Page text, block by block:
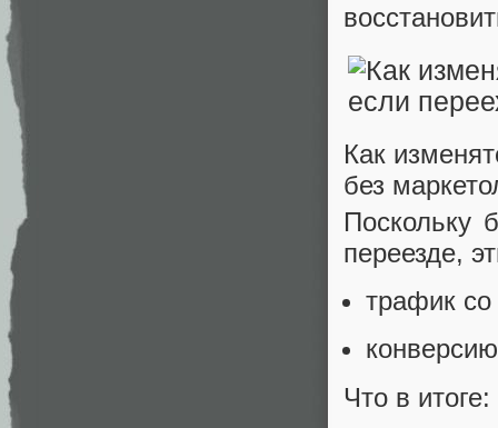
Как
без
Поскольку
переезде,
трафик
Что в итоге: